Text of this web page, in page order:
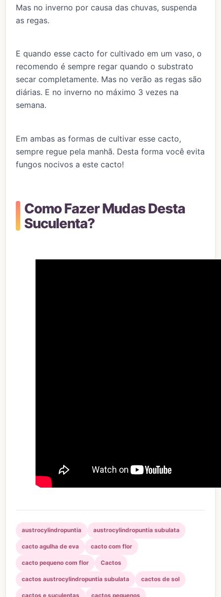
Mas no inverno por causa das chuvas, suspenda
as regas.
E quando esse cacto for cultivado em um vaso, o
recomendo é sempre regar quando o substrato
secar completamente. Mas no verão as regas são
diárias. E no inverno no máximo 3 vezes na
semana.
Em ambas as formas de cultivar esse cacto,
sempre regue pela manhã. Desta forma você evita
fungos nocivos a este cacto!
Como Fazer Mudas Desta
Suculenta?
austrocylindropuntia austrocylindropuntia subulata
cacto agulha de eva cacto com flor
cacto pequeno com flor Cactos
cactos austrocylindropuntia subulata cactos de sol
cactos e suculentas cactos pequenos